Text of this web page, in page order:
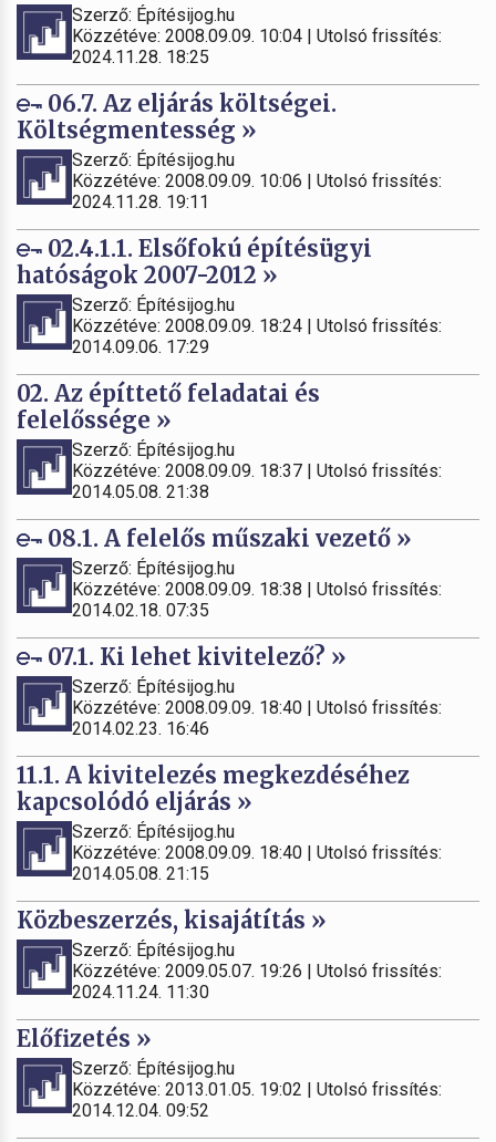
Szerző: Építésijog.hu
Közzétéve: 2008.09.09. 10:04 | Utolsó frissítés:
2024.11.28. 18:25
06.7. Az eljárás költségei.
Költségmentesség »
Szerző: Építésijog.hu
Közzétéve: 2008.09.09. 10:06 | Utolsó frissítés:
2024.11.28. 19:11
02.4.1.1. Elsőfokú építésügyi
hatóságok 2007-2012 »
Szerző: Építésijog.hu
Közzétéve: 2008.09.09. 18:24 | Utolsó frissítés:
2014.09.06. 17:29
02. Az építtető feladatai és
felelőssége »
Szerző: Építésijog.hu
Közzétéve: 2008.09.09. 18:37 | Utolsó frissítés:
2014.05.08. 21:38
08.1. A felelős műszaki vezető »
Szerző: Építésijog.hu
Közzétéve: 2008.09.09. 18:38 | Utolsó frissítés:
2014.02.18. 07:35
07.1. Ki lehet kivitelező? »
Szerző: Építésijog.hu
Közzétéve: 2008.09.09. 18:40 | Utolsó frissítés:
2014.02.23. 16:46
11.1. A kivitelezés megkezdéséhez
kapcsolódó eljárás »
Szerző: Építésijog.hu
Közzétéve: 2008.09.09. 18:40 | Utolsó frissítés:
2014.05.08. 21:15
Közbeszerzés, kisajátítás »
Szerző: Építésijog.hu
Közzétéve: 2009.05.07. 19:26 | Utolsó frissítés:
2024.11.24. 11:30
Előfizetés »
Szerző: Építésijog.hu
Közzétéve: 2013.01.05. 19:02 | Utolsó frissítés:
2014.12.04. 09:52